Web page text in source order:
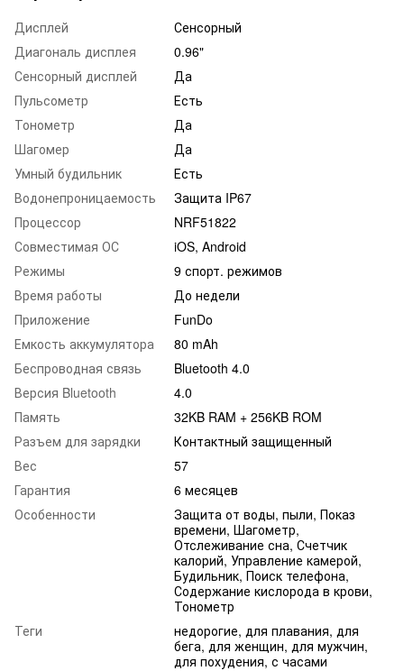
Дисплей
Сенсорный
Диагональ дисплея
0.96"
Сенсорный дисплей
Да
Пульсометр
Есть
Тонометр
Да
Шагомер
Да
Умный будильник
Есть
Водонепроницаемость
Защита IP67
Процессор
NRF51822
Совместимая ОС
iOS, Android
Режимы
9 спорт. режимов
Время работы
До недели
Приложение
FunDo
Емкость аккумулятора
80 mAh
Беспроводная связь
Bluetooth 4.0
Версия Bluetooth
4.0
Память
32KB RAM + 256KB ROM
Разъем для зарядки
Контактный защищенный
Вес
57
Гарантия
6 месяцев
Особенности
Защита от воды, пыли, Показ
времени, Шагометр,
Отслеживание сна, Счетчик
калорий, Управление камерой,
Будильник, Поиск телефона,
Содержание кислорода в крови,
Тонометр
Теги
недорогие, для плавания, для
бега, для женщин, для мужчин,
для похудения, с часами